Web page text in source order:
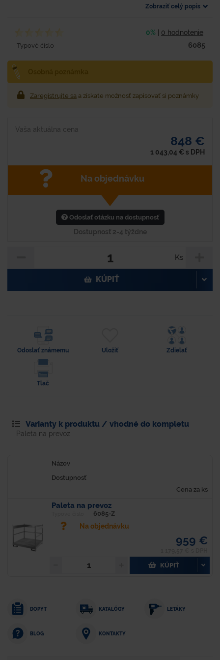
Zobraziť celý popis
0% 0 hodnotenie
Typové číslo 6085
Zaregistrujte sa a získate možnosť zapisovať si poznámky
Vaša aktuálna cena
848 €
1 043,04 € s DPH
Na objednávku
Odoslať otázku na dostupnosť
Dostupnosť 2-4 týždne
Ks
KÚPIŤ
Odoslať známemu Uložiť Zdielať
Tlač
Varianty k produktu / vhodné do kompletu
Paleta na prevoz
Názov
Dostupnosť
Cena za ks
Paleta na prevoz
6085-Z
Na objednávku
959 €
KÚPIŤ
DOPYT KATALÓGY LETÁKY
BLOG KONTAKTY